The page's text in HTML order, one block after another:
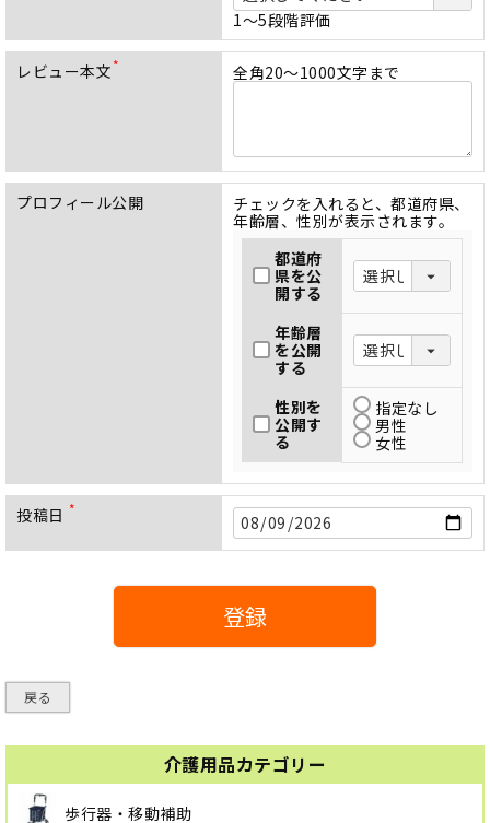
介護用品カテゴリー
歩行器・移動補助
)
1～5段階評価
レビュー本文 全角20～1000文字まで
プロフィール公開
チェックを入れると、都道府県、
年齢層、性別が表示されます。
都道府
県を公
開する
年齢層
を公開
する
性別を
公開す
る
指定なし
男性
女性
投稿日
登録
戻る